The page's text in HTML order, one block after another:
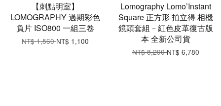
【刺點明室】
LOMOGRAPHY 過期彩色
負片 ISO800 一組三卷
NT$ 1,560NT$ 1,100
Lomography Lomo’Instant
Square 正方形 拍立得 相機
鏡頭套組－紅色皮革復古版
本 全新公司貨
NT$ 8,290NT$ 6,780